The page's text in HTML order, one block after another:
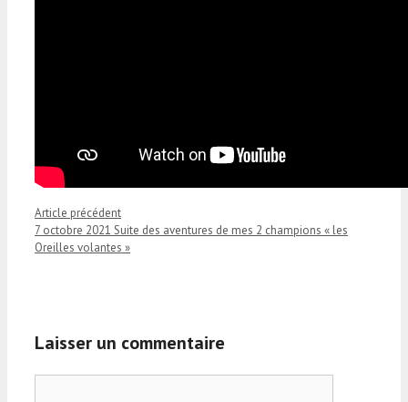
Article précédent
7 octobre 2021 Suite des aventures de mes 2 champions « les
Oreilles volantes »
Laisser un commentaire